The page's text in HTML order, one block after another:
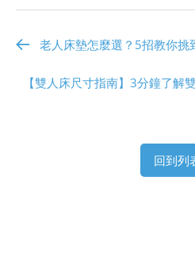
老人床墊怎麼選？5招教你挑
【雙人床尺寸指南】3分鐘了解
回到列